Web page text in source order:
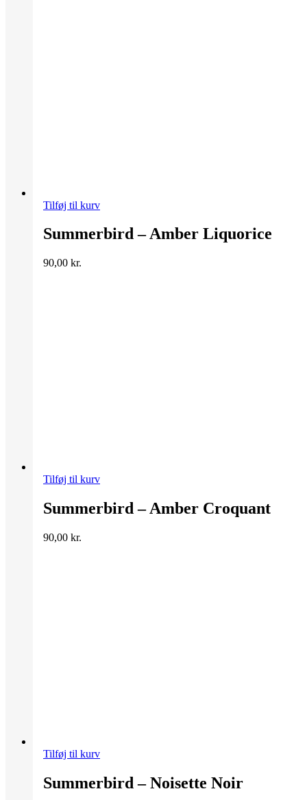
Tilføj til kurv
Summerbird – Amber Liquorice
90,00 kr.
Tilføj til kurv
Summerbird – Amber Croquant
90,00 kr.
Tilføj til kurv
Summerbird – Noisette Noir